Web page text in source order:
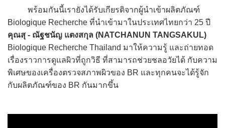
พร้อมกันนี้เรายังได้รับเกียรติจากผู้นำเข้าผลิตภัณฑ์
Biologique Recherche ที่นำเข้ามาในประเทศไทยกว่า 25 ปี
คุณสุ - ณัฐชนัญ แตงสกุล (NATCHANUN TANGSAKUL)
Biologique Recherche Thailand มาให้ความรู้ และถ่ายทอด
เรื่องราวการดูแลผิวที่ถูกวิธี ที่สามารถช่วยชลอวัยได้ กับความ
พิเศษของเครื่องตรวจสภาพผิวของ BR และทุกคนจะได้รู้จัก
กับผลิตภัณฑ์ของ BR กันมากขึ้น